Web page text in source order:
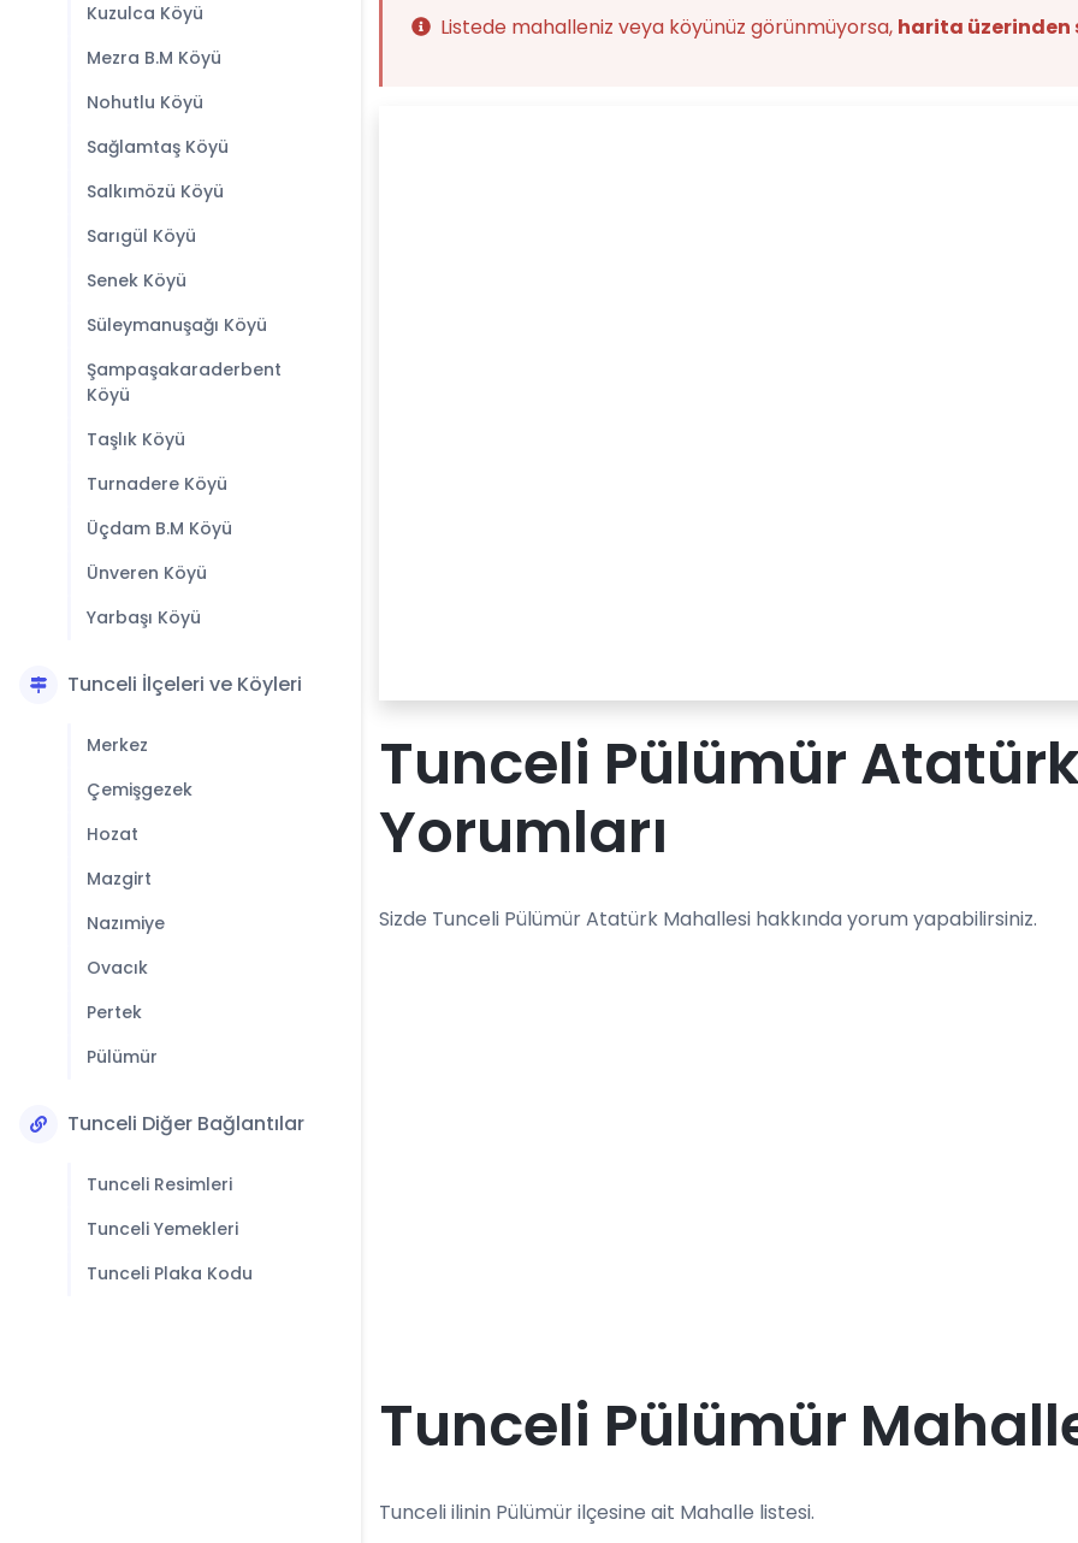
Kuzulca Köyü
Mezra B.M Köyü
Nohutlu Köyü
Sağlamtaş Köyü
Salkımözü Köyü
Sarıgül Köyü
Senek Köyü
Süleymanuşağı Köyü
Şampaşakaraderbent
Köyü
Taşlık Köyü
Turnadere Köyü
Üçdam B.M Köyü
Ünveren Köyü
Yarbaşı Köyü
Tunceli İlçeleri ve Köyleri
Merkez
Çemişgezek
Hozat
Mazgirt
Nazımiye
Ovacık
Pertek
Pülümür
Tunceli Diğer Bağlantılar
Tunceli Resimleri
Tunceli Yemekleri
Tunceli Plaka Kodu
Listede mahalleniz veya köyünüz görünmüyorsa, harita üzerinden
Tunceli Pülümür
Yorumları
Sizde Tunceli Pülümür Atatürk Mahallesi hakkında yorum yapabilirsiniz.
Tunceli Pülümür
Tunceli ilinin Pülümür ilçesine ait Mahalle listesi.